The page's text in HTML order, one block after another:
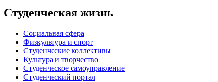
Студенческая жизнь
Социальная сфера
Физкультура и спорт
Студенческие коллективы
Культура и творчество
Студенческое самоуправление
Студенческий портал